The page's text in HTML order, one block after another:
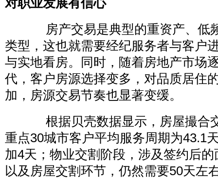
对职业发展有信心
房产交易是典型的重资产、低
类型，这也就需要经纪服务者与客户
与实地看房。同时，随着房地产市场
代，客户房源选择变多，对品质居住
加，房源交易节奏也显著变缓。
根据贝壳数据显示，房屋撮合
重点30城市客户平均服务周期为43.1
加4天；物业交割阶段，涉及签约后
以及房屋交割环节，仍然需要50天左